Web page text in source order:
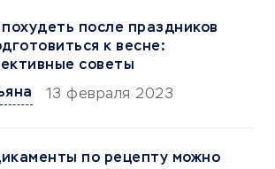
после праздников
к весне:
советы
13 февраля 2023
по рецепту можно